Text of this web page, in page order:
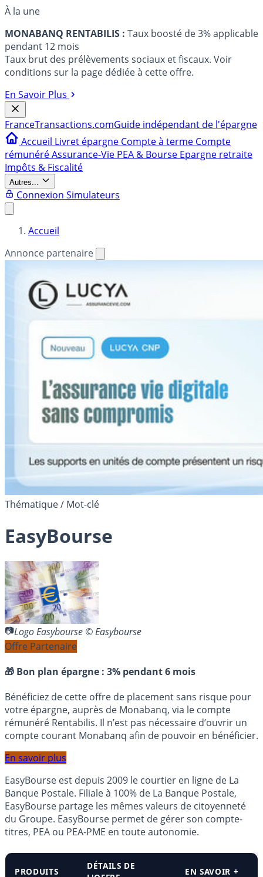
À la une
MONABANQ RENTABILIS : Taux boosté de 3% applicable
pendant 12 mois
Taux brut des prélèvements sociaux et fiscaux. Voir
conditions sur la page dédiée à cette offre.
En Savoir Plus
FranceTransactions.comGuide indépendant de l'épargne
Accueil Livret épargne Compte à terme Compte
rémunéréAssurance-Vie PEA & Bourse Epargne retraite
Impôts & Fiscalité
Autres...
Connexion Simulateurs
Accueil
Annonce partenaire
Thématique / Mot-clé
EasyBourse
Logo Easybourse © Easybourse
Offre Partenaire
🎁 Bon plan épargne : 3% pendant 6 mois
Bénéficiez de cette offre de placement sans risque pour
votre épargne, auprès de Monabanq, via le compte
rémunéré Rentabilis. Il n’est pas nécessaire d’ouvrir un
compte courant Monabanq afin de pouvoir en bénéficier.
En savoir plus
EasyBourse est depuis 2009 le courtier en ligne de La
Banque Postale. Filiale à 100% de La Banque Postale,
EasyBourse partage les mêmes valeurs de citoyenneté
du Groupe. EasyBourse permet de gérer son compte-
titres, PEA ou PEA-PME en toute autonomie.
PRODUITS
DÉTAILS DE
EN SAVOIR +